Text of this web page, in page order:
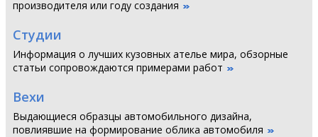
производителя или году создания
Студии
Информация о лучших кузовных ателье мира, обзорные
статьи сопровождаются примерами работ
Вехи
Выдающиеся образцы автомобильного дизайна,
повлиявшие на формирование облика автомобиля